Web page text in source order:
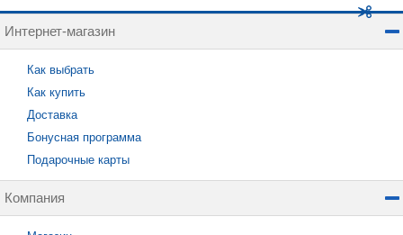
Интернет-магазин
Как выбрать
Как купить
Доставка
Бонусная программа
Подарочные карты
Компания